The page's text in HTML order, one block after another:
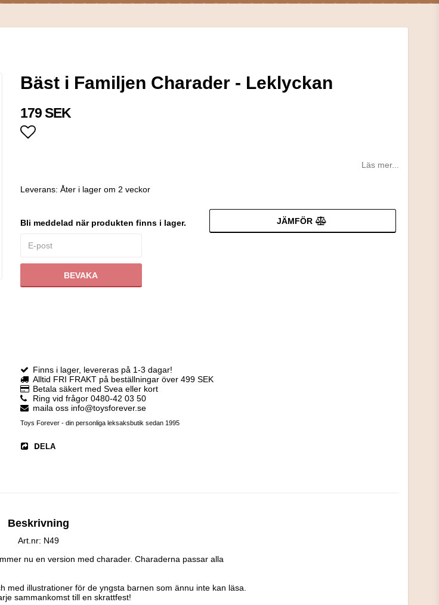
Bäst i Familjen Charader - Leklyckan
179 SEK
Läs mer...
Leverans: Åter i lager om 2 veckor
Bli meddelad när produkten finns i lager.
BEVAKA
JÄMFÖR
Finns i lager, levereras på 1-3 dagar!
Alltid FRI FRAKT på beställningar över 499 SEK
Betala säkert med Svea eller kort
Ring vid frågor 0480-42 03 50
maila oss info@toysforever.se
Toys Forever - din personliga leksaksbutik sedan 1995
DELA
Beskrivning
Art.nr: N49
nu en version med charader. Charaderna passar alla
med illustrationer för de yngsta barnen som ännu inte kan läsa.
sammankomst till en skrattfest!